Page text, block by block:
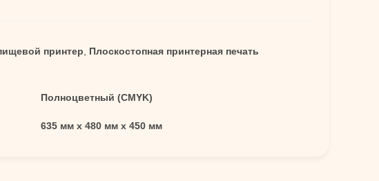
принтер Плоскостопная принтерная печать
Полноцветный (CMYK)
635 мм х 480 мм х 450 мм